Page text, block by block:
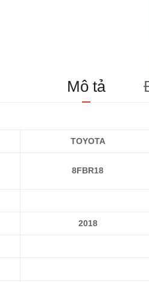
Mô tả
TOYOTA
8FBR18
2018